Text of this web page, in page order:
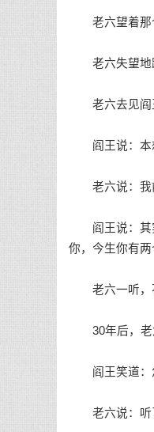
老六望着那个
老六失望地
老六去见阎
阎王说：本想
老六说：我前
阎王说：其实
你，今生你有
老六一听，不
30年后，老
阎王笑道：
老六说：听了